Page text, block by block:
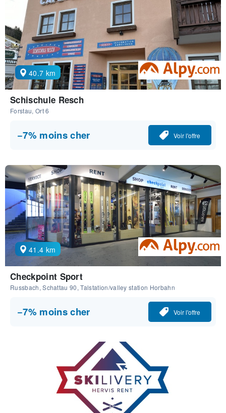
40.7 km
Schischule Resch
Forstau, Ort 6
−7% moins cher Voir l'offre
41.4 km
Checkpoint Sport
Russbach, Schattau 90, Talstation/valley station Horbahn
−7% moins cher Voir l'offre